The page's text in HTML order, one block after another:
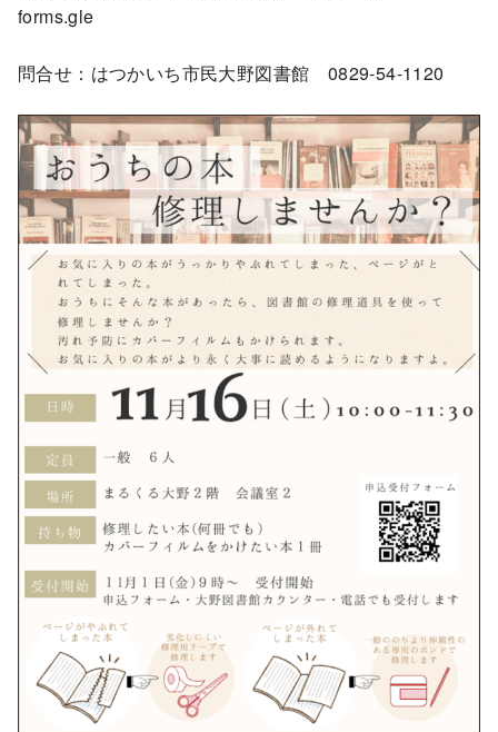
forms.gle
問合せ：はつかいち市民大野図書館 0829-54-1120